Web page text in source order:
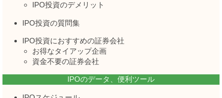
IPO投資のデメリット
IPO投資の質問集
IPO投資におすすめの証券会社
お得なタイアップ企画
資金不要の証券会社
IPOのデータ、便利ツール